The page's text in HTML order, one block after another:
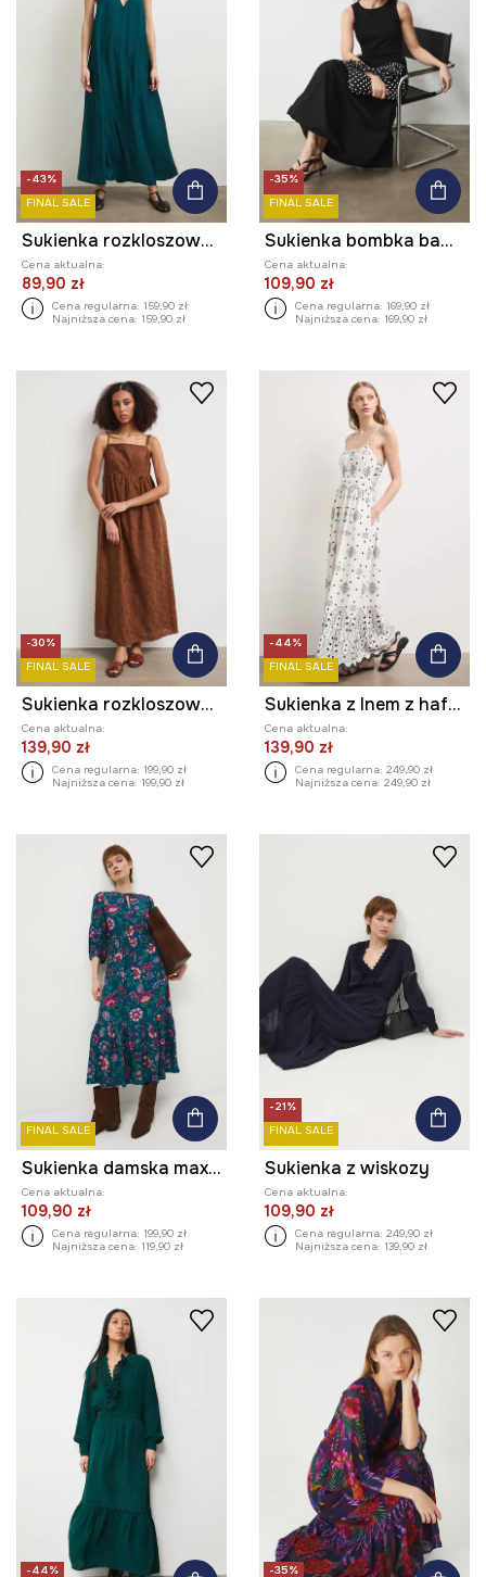
-43%
FINAL SALE
Sukienka rozkloszowana z wiskozą
Cena aktualna:
89,90 zł
Cena regularna: 159,90 zł
Najniższa cena: 159,90 zł
-35%
FINAL SALE
Sukienka bombka bawełniana
Cena aktualna:
109,90 zł
Cena regularna: 169,90 zł
Najniższa cena: 169,90 zł
-30%
FINAL SALE
Sukienka rozkloszowana bawełniana z haftami
Cena aktualna:
139,90 zł
Cena regularna: 199,90 zł
Najniższa cena: 199,90 zł
-44%
FINAL SALE
Sukienka z lnem z haftem
Cena aktualna:
139,90 zł
Cena regularna: 249,90 zł
Najniższa cena: 249,90 zł
FINAL SALE
Sukienka damska maxi z wiskozy wzorzysta
Cena aktualna:
109,90 zł
Cena regularna: 199,90 zł
Najniższa cena: 119,90 zł
-21%
FINAL SALE
Sukienka z wiskozy
Cena aktualna:
109,90 zł
Cena regularna: 249,90 zł
Najniższa cena: 139,90 zł
-44% -35%